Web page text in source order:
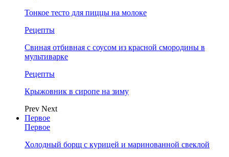
Тонкое тесто для пиццы на молоке
Рецепты
Свиная отбивная с соусом из красной смородины в
мультиварке
Рецепты
Крыжовник в сиропе на зиму
Prev Next
Первое
Первое
Холодный борщ с курицей и маринованной свеклой